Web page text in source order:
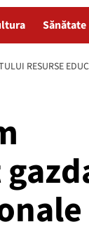
Sănătate
RESURSE